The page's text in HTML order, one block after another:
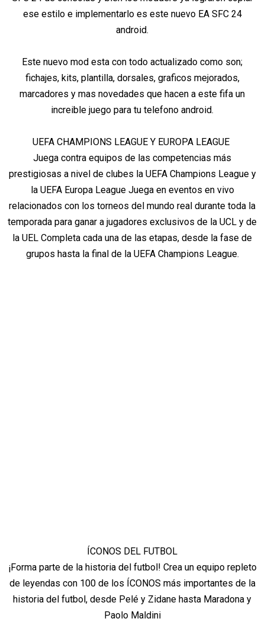
ese estilo e implementarlo es este nuevo EA SFC 24
android.
Este nuevo mod esta con todo actualizado como son;
fichajes, kits, plantilla, dorsales, graficos mejorados,
marcadores y mas novedades que hacen a este fifa un
increible juego para tu telefono android.
UEFA CHAMPIONS LEAGUE Y EUROPA LEAGUE
Juega contra equipos de las competencias más
prestigiosas a nivel de clubes la UEFA Champions League y
la UEFA Europa League Juega en eventos en vivo
relacionados con los torneos del mundo real durante toda la
temporada para ganar a jugadores exclusivos de la UCL y de
la UEL Completa cada una de las etapas, desde la fase de
grupos hasta la final de la UEFA Champions League.
ÍCONOS DEL FUTBOL
¡Forma parte de la historia del futbol! Crea un equipo repleto
de leyendas con 100 de los ÍCONOS más importantes de la
historia del futbol, desde Pelé y Zidane hasta Maradona y
Paolo Maldini